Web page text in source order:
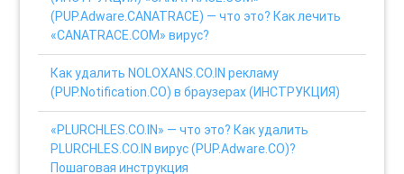
(PUP.Adware.CANATRACE) — что это? Как лечить
«CANATRACE.COM» вирус?
Как удалить NOLOXANS.CO.IN рекламу
(PUP.Notification.CO) в браузерах (ИНСТРУКЦИЯ)
«PLURCHLES.CO.IN» — что это? Как удалить
PLURCHLES.CO.IN вирус (PUP.Adware.CO)?
Пошаговая инструкция